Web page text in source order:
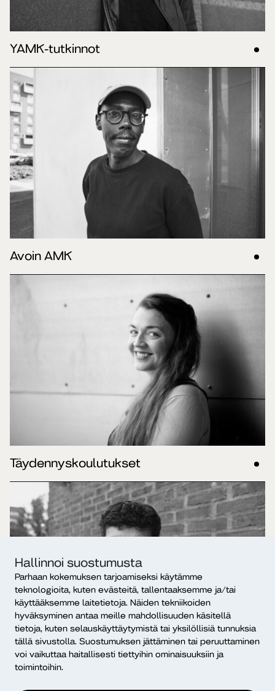
Hallinnoi suostumusta
Parhaan kokemuksen tarjoamiseksi käytämme
teknologioita, kuten evästeitä, tallentaaksemme ja/tai
käyttääksemme laitetietoja. Näiden tekniikoiden
hyväksyminen antaa meille mahdollisuuden käsitellä
tietoja, kuten selauskäyttäytymistä tai yksilöllisiä tunnuksia
tällä sivustolla. Suostumuksen jättäminen tai peruuttaminen
voi vaikuttaa haitallisesti tiettyihin ominaisuuksiin ja
toimintoihin.
YAMK-tutkinnot
Avoin AMK
Täydennyskoulutukset
Polkuopinnot (AMK ja YAMK)